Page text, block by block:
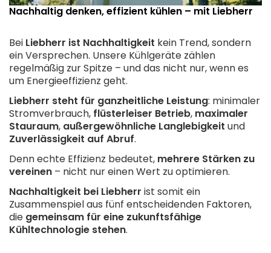
Nachhaltig denken, effizient kühlen – mit Liebherr
Bei Liebherr ist Nachhaltigkeit kein Trend, sondern
ein Versprechen. Unsere Kühlgeräte zählen
regelmäßig zur Spitze – und das nicht nur, wenn es
um Energieeffizienz geht.
Liebherr steht für ganzheitliche Leistung: minimaler
Stromverbrauch, flüsterleiser Betrieb, maximaler
Stauraum, außergewöhnliche Langlebigkeit und
Zuverlässigkeit auf Abruf.
Denn echte Effizienz bedeutet, mehrere Stärken zu
vereinen – nicht nur einen Wert zu optimieren.
Nachhaltigkeit bei Liebherr ist somit ein
Zusammenspiel aus fünf entscheidenden Faktoren,
die gemeinsam für eine zukunftsfähige
Kühltechnologie stehen.